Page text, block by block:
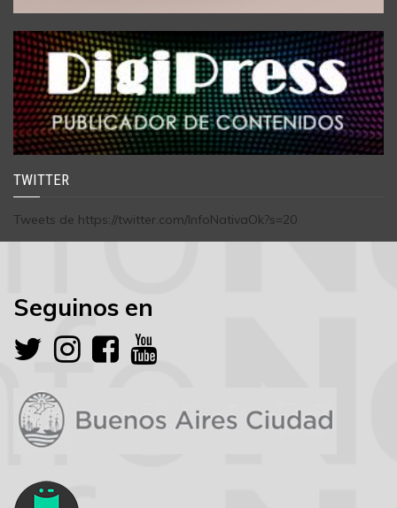
TWITTER
Tweets de https://twitter.com/InfoNativaOk?s=20
Seguinos en